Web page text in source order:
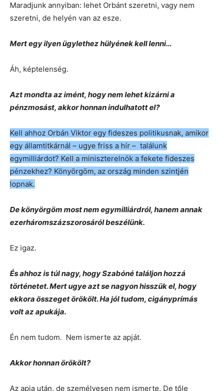
Maradjunk annyiban: lehet Orbánt szeretni, vagy nem
szeretni, de helyén van az esze.
Mert egy ilyen ügylethez hülyének kell lenni…
Áh, képtelenség.
Azt mondta az imént, hogy nem lehet kizárni a
pénzmosást, akkor honnan indulhatott el?
Kell ahhoz Orbán Viktor egy fideszes politikusnak, amikor
egy államtitkárnál – ugye friss a hír – találunk
egymilliárdot? Kell a miniszterelnök a fekete fideszes
pénzekhez? Könyörgöm, az ország minden szintjén
lopnak.
De könyörgöm most nem egymilliárdról, hanem annak
ezerháromszázszorosáról beszélünk.
Ez igaz.
És ahhoz is túl nagy, hogy Szabóné találjon hozzá
történetet. Mert ugye azt se nagyon hisszük el, hogy
ekkora összeget örökölt. Ha jól tudom, cigányprímás
volt az apukája.
Én nem tudom. Nem ismerte az apját.
Akkor honnan örökölt?
Az apja után, de személyesen nem ismerte. De tőle